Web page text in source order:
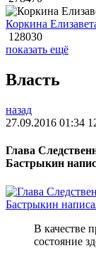
Коркина
128030
показать ещё
Власть
назад
27.09.2016 01:34
Глава
Бастрыкин
В качестве
состояние